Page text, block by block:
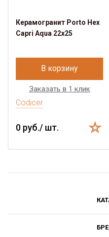
Керамогранит Porto Hex
Capri Aqua 22x25
В корзину
Заказать в 1 клик
Codicer
0 руб./ шт.